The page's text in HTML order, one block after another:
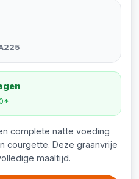
complete natte voeding
courgette. Deze graanvrije
maaltijd.